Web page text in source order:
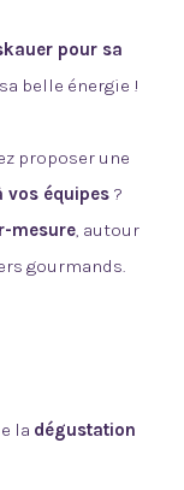
pour sa
belle énergie !
proposer une
vos équipes ?
mesure, autour
gourmands.
la dégustation